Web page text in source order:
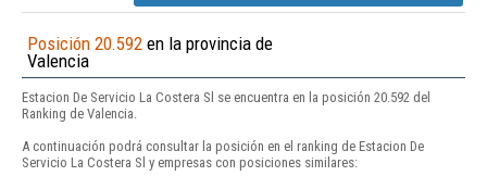
Posición 20.592 en la provincia de
Valencia
Estacion De Servicio La Costera Sl se encuentra en la posición 20.592 del
Ranking de Valencia.
A continuación podrá consultar la posición en el ranking de Estacion De
Servicio La Costera Sl y empresas con posiciones similares: